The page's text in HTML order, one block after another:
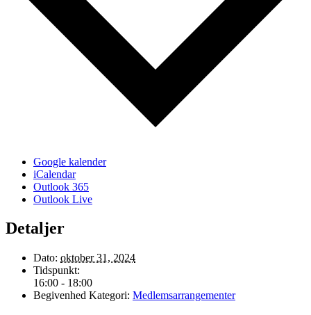
Google kalender
iCalendar
Outlook 365
Outlook Live
Detaljer
Dato: oktober 31, 2024
Tidspunkt:
16:00 - 18:00
Begivenhed Kategori: Medlemsarrangementer